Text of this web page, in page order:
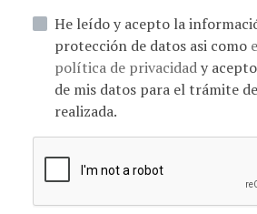
He leído y acepto la información básica sobre
protección de datos asi como
política de privacidady
de mis datos para el trámite
realizada.